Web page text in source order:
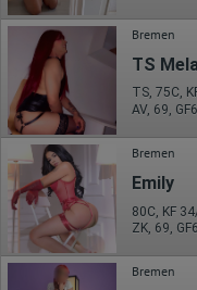
Bremen
TS
Bremen
Emily
80C, KF
ZK, 69,
Bremen